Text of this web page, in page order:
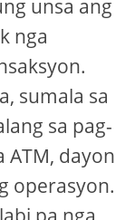
unsa ang
nga
sumala sa
sa pag-
ATM, dayon
operasyon.